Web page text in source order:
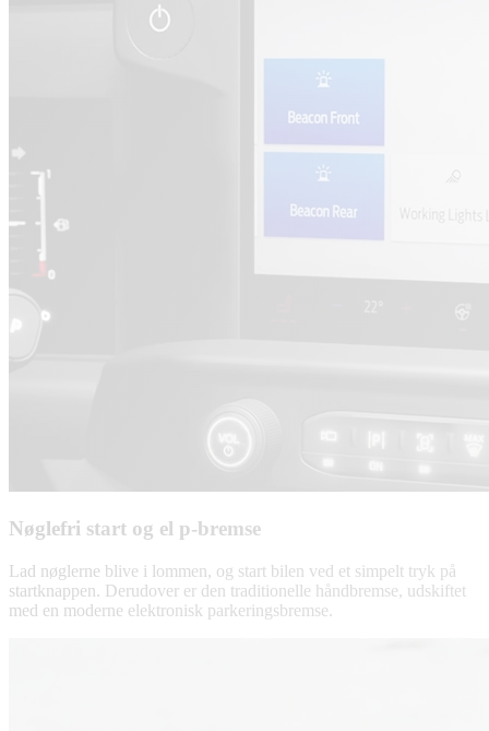
Nøglefri start og el p-bremse
Lad nøglerne blive i lommen, og start bilen ved et simpelt tryk på
startknappen. Derudover er den traditionelle håndbremse, udskiftet
med en moderne elektronisk parkeringsbremse.